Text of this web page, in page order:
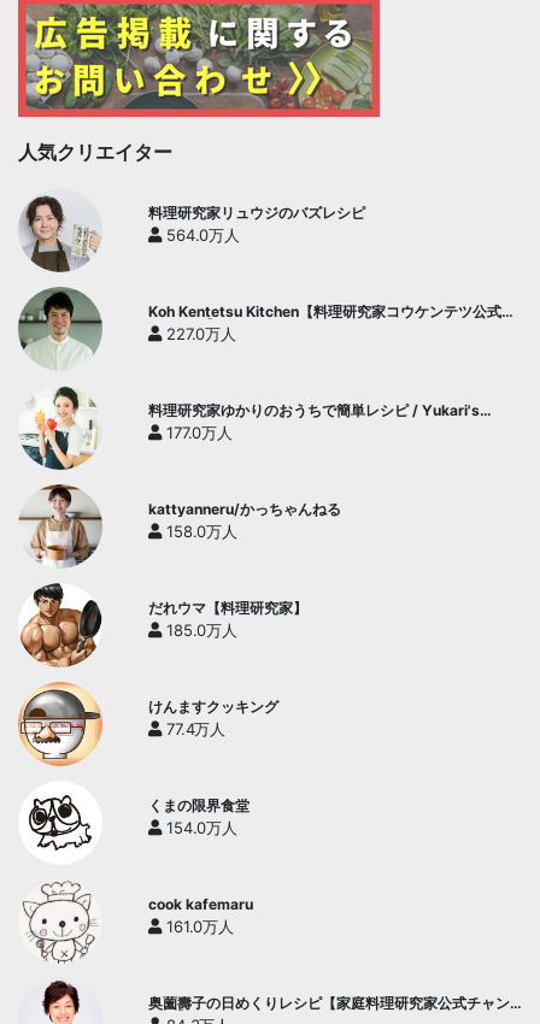
人気クリエイター
料理研究家リュウジのバズレシピ
564.0万人
Koh Kentetsu Kitchen【料理研究家コウケンテツ公式チ
ャンネル】
227.0万人
料理研究家ゆかりのおうちで簡単レシピ / Yukari's
Kitchen
177.0万人
kattyanneru/かっちゃんねる
158.0万人
だれウマ【料理研究家】
185.0万人
けんますクッキング
77.4万人
くまの限界食堂
154.0万人
cook kafemaru
161.0万人
奥薗壽子の日めくりレシピ【家庭料理研究家公式チャン
ネル】